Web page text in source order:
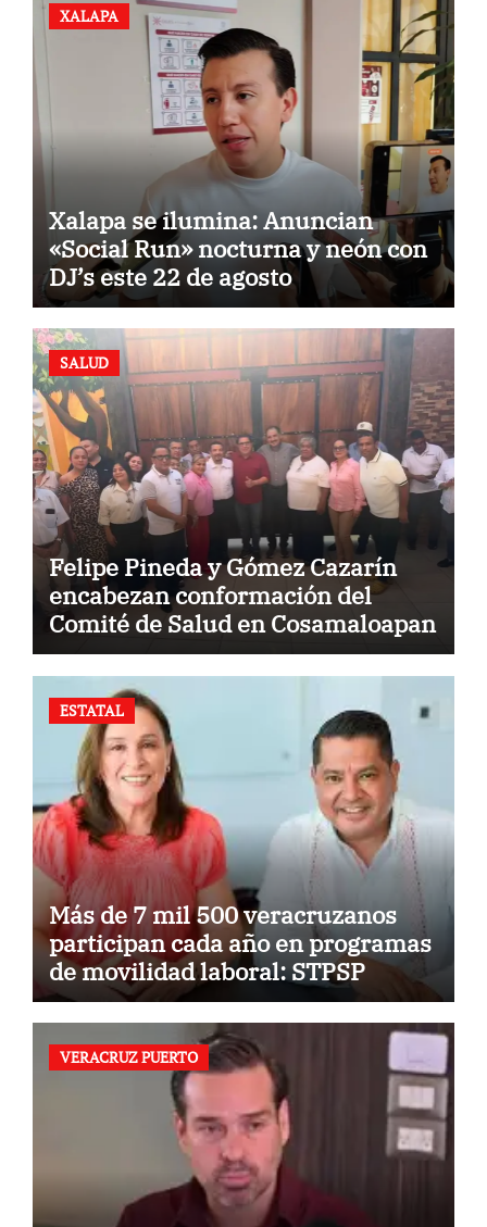
XALAPA
Xalapa se ilumina: Anuncian
«Social Run» nocturna y neón con
DJ’s este 22 de agosto
SALUD
Felipe Pineda y Gómez Cazarín
encabezan conformación del
Comité de Salud en Cosamaloapan
ESTATAL
Más de 7 mil 500 veracruzanos
participan cada año en programas
de movilidad laboral: STPSP
VERACRUZ PUERTO